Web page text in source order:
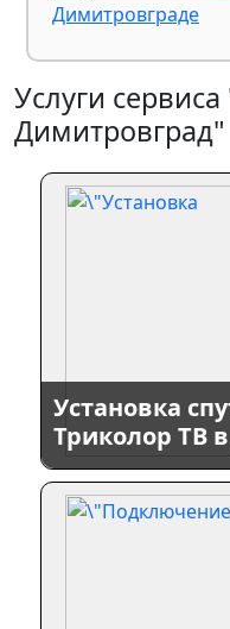
Димитровграде
Услуги
Димитровград"
Установка
Триколор ТВ